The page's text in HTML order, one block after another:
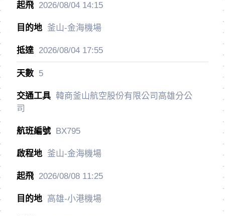
2026/08/0414:15
釜山-金海機場
2026/08/0417:55
5
韓商釜山航空股份有限公司高雄分公
司
BX795
釜山-金海機場
2026/08/0811:25
高雄-小港機場